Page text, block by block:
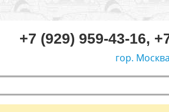
+7 (929) 959-43-16,
гор.